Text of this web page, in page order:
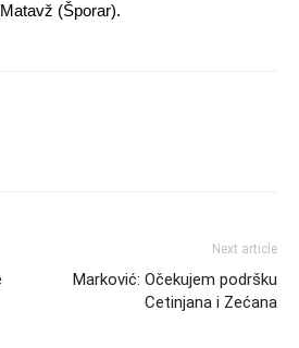
(Šporar).
Next article
Marković: Očekujem podršku
Cetinjana i Zećana